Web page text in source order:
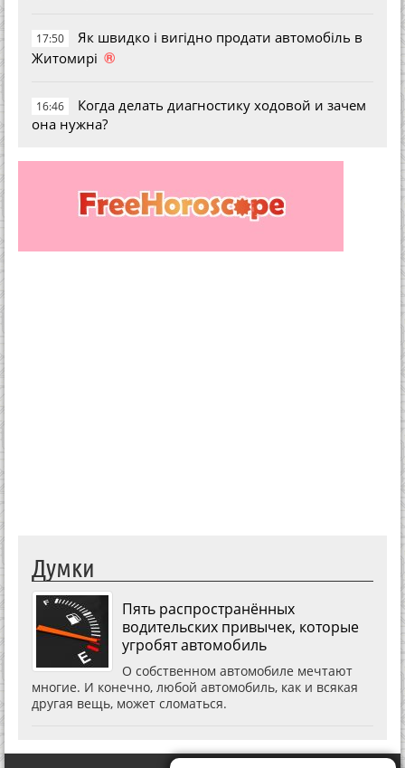
17:50
Як швидко і вигідно продати автомобіль в
Житомирі ®
16:46
Когда делать диагностику ходовой и зачем
она нужна?
Думки
Пять распространённых
водительских привычек, которые
угробят автомобиль
О собственном автомобиле мечтают
многие. И конечно, любой автомобиль, как и всякая
другая вещь, может сломаться.